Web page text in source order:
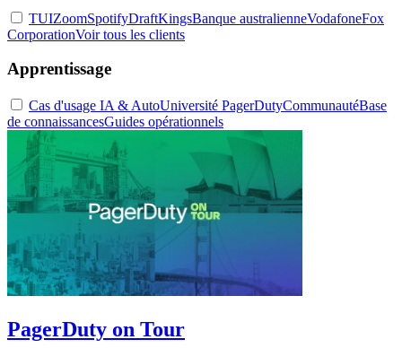
TUIZoomSpotifyDraftKingsBanque australienneVodafoneFox
CorporationVoir tous les clients
Apprentissage
Cas d'usage IA & AutoUniversité PagerDutyCommunautéBase
de connaissancesGuides opérationnels
PagerDuty on Tour